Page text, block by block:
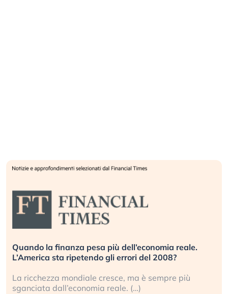
Quando la finanza pesa più dell’economia reale.
L’America sta ripetendo gli errori del 2008?
La ricchezza mondiale cresce, ma è sempre più
sganciata dall’economia reale. (…)